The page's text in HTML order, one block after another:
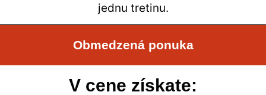
jednu tretinu.
Obmedzená ponuka
V cene získate: